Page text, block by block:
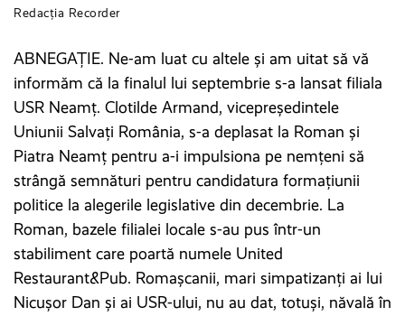
Redacția Recorder
ABNEGAȚIE. Ne-am luat cu altele și am uitat să vă
informăm că la finalul lui septembrie s-a lansat filiala
USR Neamț. Clotilde Armand, vicepreședintele
Uniunii Salvați România, s-a deplasat la Roman și
Piatra Neamț pentru a-i impulsiona pe nemțeni să
strângă semnături pentru candidatura formațiunii
politice la alegerile legislative din decembrie. La
Roman, bazele filialei locale s-au pus într-un
stabiliment care poartă numele United
Restaurant&Pub. Romașcanii, mari simpatizanți ai lui
Nicușor Dan și ai USR-ului, nu au dat, totuși, năvală în